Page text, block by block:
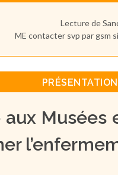
Lecture de
ME contacter svp par gsm
aux